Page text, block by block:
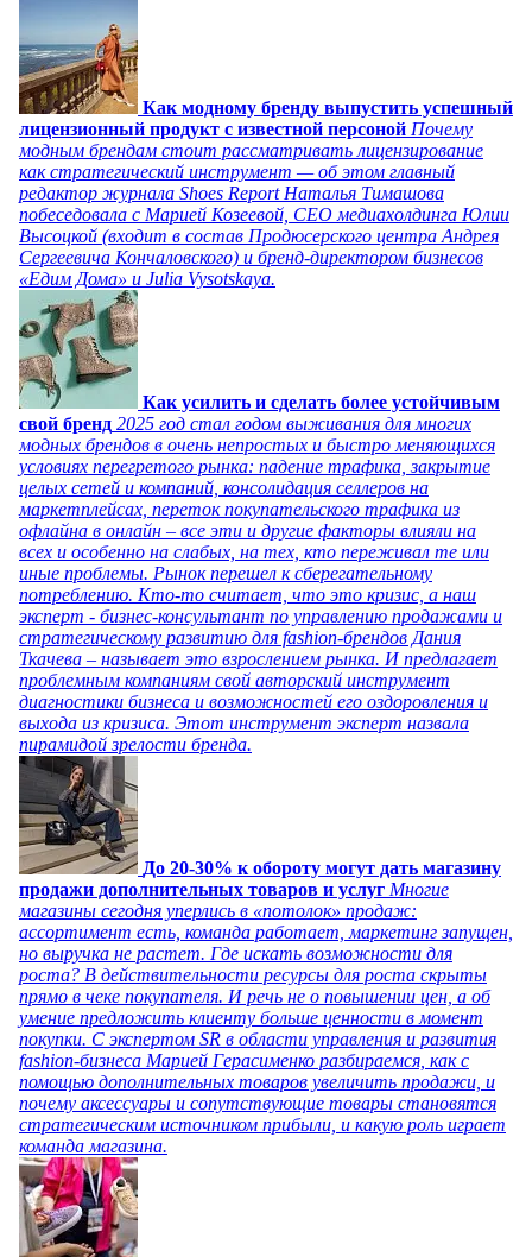
Как модному бренду выпустить успешный
лицензионный продукт с известной персоной Почему
модным брендам стоит рассматривать лицензирование
как стратегический инструмент — об этом главный
редактор журнала Shoes Report Наталья Тимашова
побеседовала с Марией Козеевой, СЕО медиахолдинга Юлии
Высоцкой (входит в состав Продюсерского центра Андрея
Сергеевича Кончаловского) и бренд-директором бизнесов
«Едим Дома» и Julia Vysotskaya.
Как усилить и сделать более устойчивым
свой бренд 2025 год стал годом выживания для многих
модных брендов в очень непростых и быстро меняющихся
условиях перегретого рынка: падение трафика, закрытие
целых сетей и компаний, консолидация селлеров на
маркетплейсах, переток покупательского трафика из
офлайна в онлайн – все эти и другие факторы влияли на
всех и особенно на слабых, на тех, кто переживал те или
иные проблемы. Рынок перешел к сберегательному
потреблению. Кто-то считает, что это кризис, а наш
эксперт - бизнес-консультант по управлению продажами и
стратегическому развитию для fashion-брендов Дания
Ткачева – называет это взрослением рынка. И предлагает
проблемным компаниям свой авторский инструмент
диагностики бизнеса и возможностей его оздоровления и
выхода из кризиса. Этот инструмент эксперт назвала
пирамидой зрелости бренда.
До 20-30% к обороту могут дать магазину
продажи дополнительных товаров и услуг Многие
магазины сегодня уперлись в «потолок» продаж:
ассортимент есть, команда работает, маркетинг запущен,
но выручка не растет. Где искать возможности для
роста? В действительности ресурсы для роста скрыты
прямо в чеке покупателя. И речь не о повышении цен, а об
умение предложить клиенту больше ценности в момент
покупки. С экспертом SR в области управления и развития
fashion-бизнеса Марией Герасименко разбираемся, как с
помощью дополнительных товаров увеличить продажи, и
почему аксессуары и сопутствующие товары становятся
стратегическим источником прибыли, и какую роль играет
команда магазина.